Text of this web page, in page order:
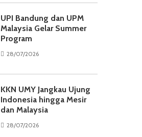
UPI Bandung dan UPM
Malaysia Gelar Summer
Program
28/07/2026
KKN UMY Jangkau Ujung
Indonesia hingga Mesir
dan Malaysia
28/07/2026